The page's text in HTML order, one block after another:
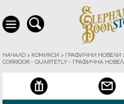
НАЧАЛО > КОМИКСИ > ГРАФИЧНИ НОВЕЛИ
CORRIDOR - QUARTETLY - ГРАФИЧНА